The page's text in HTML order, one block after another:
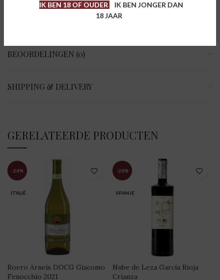
IK BEN 18 OF OUDER
IK BEN JONGER DAN
18 JAAR
AANVULLENDE INFORMATIE
BEOORDELINGEN (0)
SHIPPING & DELIVERY
GERELATEERDE PRODUCTEN
-24%
ITALIË
Roero Arneis DOCG Giacomo
Fenocchio 2021
-20%
SPANJE
Nube de Leza García Rioja
Crianza